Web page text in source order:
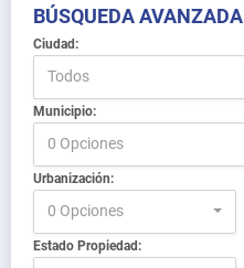
BÚSQUEDA AVANZADA
Ciudad:
Todos
Municipio:
0 Opciones
Urbanización:
0 Opciones
Estado Propiedad: